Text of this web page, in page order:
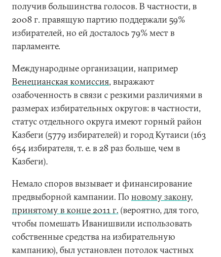
получив большинства голосов. В частности, в
2008 г. правящую партию поддержали 59%
избирателей, но ей досталось 79% мест в
парламенте.
Международные организации, например
Венецианская комиссия, выражают
озабоченность в связи с резкими различиями в
размерах избирательных округов: в частности,
статус отдельного округа имеют горный район
Казбеги (5779 избирателей) и город Кутаиси (163
654 избирателя, т. е. в 28 раз больше, чем в
Казбеги).
Немало споров вызывает и финансирование
предвыборной кампании. По новому закону,
принятому в конце 2011 г.(вероятно, для того,
чтобы помешать Иванишвили использовать
собственные средства на избирательную
кампанию), был установлен потолок частных